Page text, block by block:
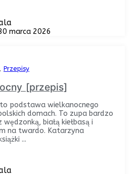
marca 2026
Przepisy
[przepis]
podstawa wielkanocnego
domach. To zupa bardzo
białą kiełbasą i
na twardo. Katarzyna
...